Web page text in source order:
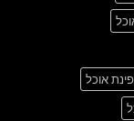
אוכל